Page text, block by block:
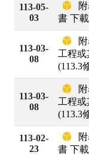
113-05-
03
書 下
113-03-
08
工程
(113.3
113-03-
08
工程
(113.3
113-02-
23
書 下